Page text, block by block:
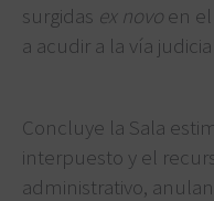
surgidas ex novo en
a acudir a la vía judicial.
Concluye la Sala
interpuesto y el
administrativo,